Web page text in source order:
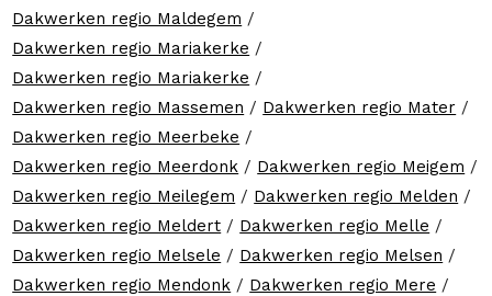
Dakwerken regio Maldegem /
Dakwerken regio Mariakerke /
Dakwerken regio Mariakerke /
Dakwerken regio Massemen / Dakwerken regio Mater /
Dakwerken regio Meerbeke /
Dakwerken regio Meerdonk / Dakwerken regio Meigem /
Dakwerken regio Meilegem / Dakwerken regio Melden /
Dakwerken regio Meldert / Dakwerken regio Melle /
Dakwerken regio Melsele / Dakwerken regio Melsen /
Dakwerken regio Mendonk / Dakwerken regio Mere /